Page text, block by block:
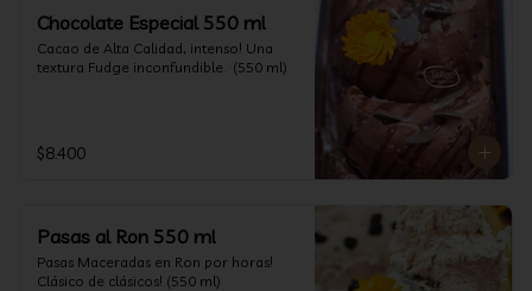
Chocolate Especial 550 ml
Cacao de Alta Calidad, intenso! Una
textura Fudge inconfundible.  (550 ml)
$8.400
Pasas al Ron 550 ml
Pasas Maceradas en Ron por horas!
Clásico de clásicos! (550 ml)